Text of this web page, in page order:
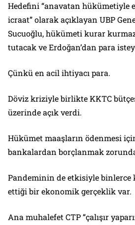
Hedefini “anavatan hükümetiyle
icraat” olarak açıklayan UBP
Sucuoğlu, hükümeti kurar
tutacak ve Erdoğan’dan para
Çünkü en acil ihtiyacı para.
Döviz kriziyle birlikte KKTC
üzerinde açık verdi.
Hükümet maaşların ödenmesi
bankalardan borçlanmak
Pandeminin de etkisiyle binlerce
ettiği bir ekonomik gerçeklik var.
Ana muhalefet CTP “çalışır